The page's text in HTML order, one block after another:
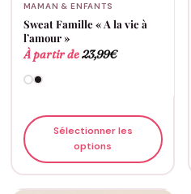
MAMAN & ENFANTS
Sweat Famille « A la vie à
l’amour »
À partir de23,99€
Sélectionner les
options